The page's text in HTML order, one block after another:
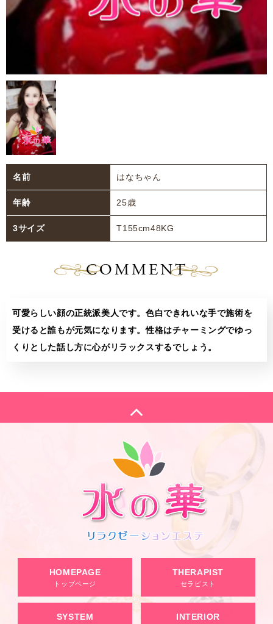
名前 はなちゃん
年齢 25歳
3サイズ T155cm48KG
COMMENT
可愛らしい顔の正統派美人です。色白できれいな手で施術を
受けると誰もが元気になります。性格はチャーミングでゆっ
くりとした話し方に心がリラックスするでしょう。
HOMEPAGE
トップページ
THERAPIST
セラピスト
SYSTEM INTERIOR